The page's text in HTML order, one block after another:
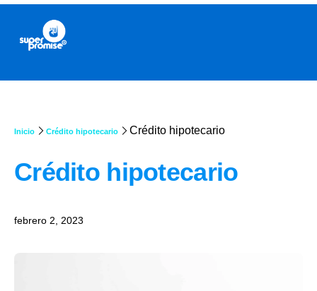
Inicio Crédito hipotecario Crédito hipotecario
Crédito hipotecario
febrero 2, 2023